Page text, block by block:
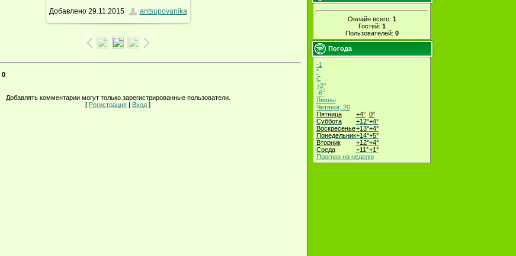
261.3Kb
Добавлено29.11.2015 antsupovanika
0
Добавлять комментарии могут только зарегистрированные пользователи.
[ Регистрация | Вход ]
Онлайн всего: 1
Гостей: 1
Пользователей: 0
Погода
-1
°
C
+2°
-6°
Ливны
Четверг, 20
Пятница
+4° 0°
Суббота
+12°+4°
Воскресенье+13°+4°
Понедельник+14°+5°
Вторник
+12°+4°
Среда
+11°+1°
Прогноз на неделю